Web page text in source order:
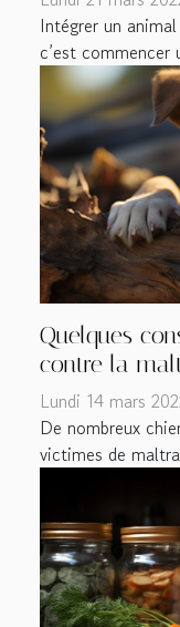
Intégrer un
c’est commencer
Quelques
contre la
Lundi 14 mars
De nombreux
victimes de